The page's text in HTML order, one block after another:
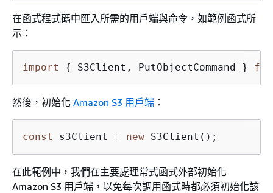
在函式程式碼中匯入所需的用戶端與命令，如範例函式所
示：
import { S3Client, PutObjectCommand }
然後，初始化 Amazon S3 用戶端 ：
const s3Client = new S3Client();
在此範例中，我們在主要處理常式函式外部初始化
Amazon S3 用戶端，以免每次調用函式時都必須初始化該